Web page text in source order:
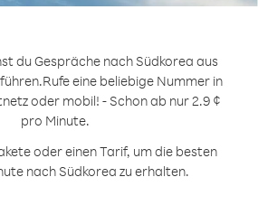
du Gespräche nach Südkorea aus
Rufe eine beliebige Nummer in
oder mobil! - Schon ab nur 2.9 ¢
pro Minute.
oder einen Tarif, um die besten
nach Südkorea zu erhalten.